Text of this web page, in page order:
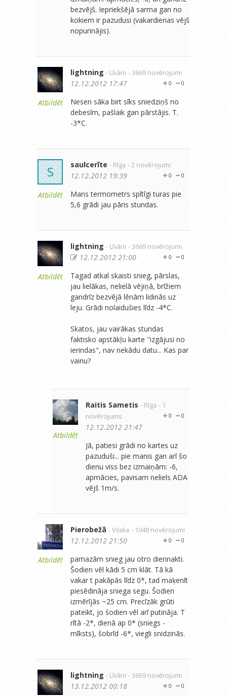
bezvējš. Iepriekšējā sarma gan no
kokiem ir pazudusi (vakardienas vējš
nopurinājis).
Atbildēt
lightning - Līvāni - 3669 novērojumi
0
0
12.12.2012 17:47
Nesen sāka birt sīks sniedziņš no
debesīm, pašlaik gan pārstājis. T.
-3*C.
S
Atbildēt
saulcerīte - Rīga - 2 novērojumi
0
0
12.12.2012 19:39
Mans termometrs spītīgi turas pie
5,6 grādi jau pāris stundas.
Atbildēt
lightning - Līvāni - 3669 novērojumi
0
0
12.12.2012 21:00
Tagad atkal skaisti snieg, pārslas,
jau lielākas, nelielā vējiņā, brīžiem
gandrīz bezvējā lēnām lidinās uz
leju. Grādi nolaidušies līdz -4*C.
Skatos, jau vairākas stundas
faktisko apstākļu karte "izgājusi no
ierindas", nav nekādu datu... Kas par
vainu?
Atbildēt
Raitis Sametis - Rīga - 1
novērojums
0
0
12.12.2012 21:47
Jā, patiesi grādi no kartes uz
pazuduši... pie manis gan arī šo
dienu viss bez izmaiņām: -6,
apmācies, pavisam neliels ADA
vējš 1m/s.
Atbildēt
Pierobežā - Viļaka - 1048 novērojumi
0
0
12.12.2012 21:50
pamazām snieg jau otro diennakti.
Šodien vēl kādi 5 cm klāt. Tā kā
vakar t pakāpās līdz 0*, tad maķenīt
piesēdināja sniega segu. Šodien
izmērījās ~25 cm. Precīzāk grūti
pateikt, jo šodien vēl arī putināja. T
rītā -2*, dienā ap 0* (sniegs -
mīksts), šobrīd -6*, viegli snidzinās.
lightning - Līvāni - 3669 novērojumi
0
0
13.12.2012 00:18